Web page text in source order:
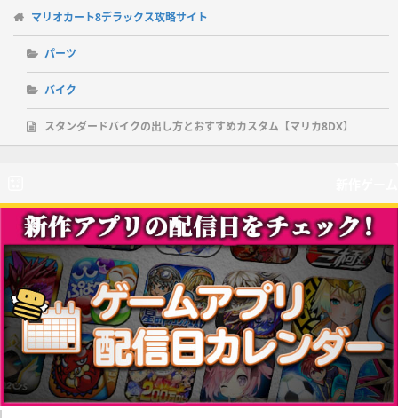
マリオカート8デラックス攻略サイト
パーツ
バイク
スタンダードバイクの出し方とおすすめカスタム【マリカ8DX】